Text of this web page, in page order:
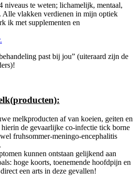
niveaus te weten; lichamelijk, mentaal,
Alle vlakken verdienen in mijn optiek
ik met supplementen en
past bij jou” (uiteraard zijn de
melkproducten af van koeien, geiten en
hierin de gevaarlijke co-infectie tick borne
fruhsommer-meningo-encephalitis
kunnen ontstaan gelijkend aan
hoge koorts, toenemende hoofdpijn en
een arts in deze gevallen!